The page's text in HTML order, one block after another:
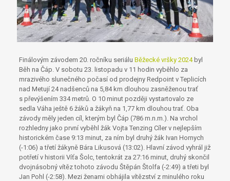
Finálovým závodem 20. ročníku seriálu Běžecké vršky 2024byl
Běh na Čáp. V sobotu 23. listopadu v 11 hodin vyběhlo za
mrazivého slunečného počasí od prodejny Redpoint v Teplicích
nad Metují 24 nadšenců na 5,84 km dlouhou zasněženou trať
s převýšením 334 metrů. O 10 minut později vystartovalo ze
sedla Váha ještě 6 žáků a žákyň na 1,77 km dlouhou trať. Oba
závody měly jeden cíl, kterým byl Čáp (786 m.n.m.). Na vrchol
rozhledny jako první vyběhl žák Vojta Tenzing Cíler v nejlepším
historickém čase 9:13 minut, za ním byl druhý žák Ivan Hornych
(-1:06) a třetí žákyně Bára Likusová (13:02). Hlavní závod vyhrál již
potřetí v historii Víťa Šolc, tentokrát za 27:16 minut, druhý skončil
dvojnásobný vítěz tohoto závodu Štěpán Štolfa (-2:49) a třeti byl
Jan Pohl (-2:58). Mezi ženami obhájila vítězství z minulého roku